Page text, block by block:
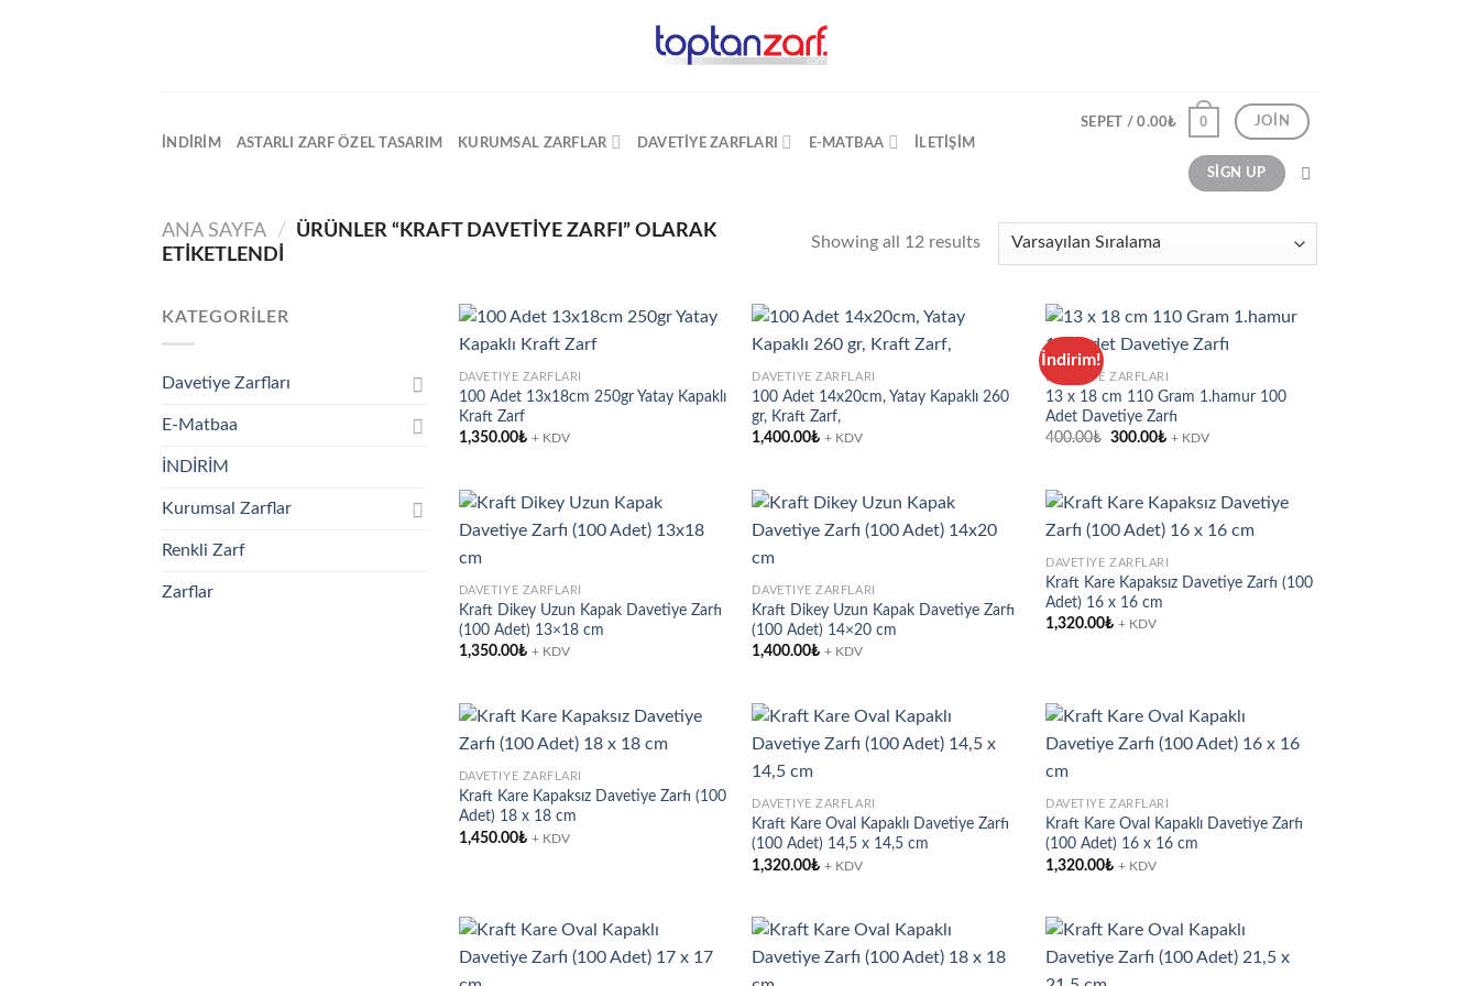
İNDİRİM ASTARLI ZARF ÖZEL TASARIM KURUMSAL ZARFLAR DAVETIYE ZARFLARI E-MATBAA İLETIŞIM
SEPET /0.00₺ 0 JOIN
SIGN UP
ANA SAYFA / ÜRÜNLER “KRAFT DAVETIYE ZARFI” OLARAK
ETIKETLENDI
Showing all 12 results
KATEGORILER
Davetiye Zarfları
E-Matbaa
İNDİRİM
Kurumsal Zarflar
Renkli Zarf
Zarflar
Add to
DAVETIYE ZARFLARI
100 Adet 13x18cm 250gr Yatay Kapaklı
Kraft Zarf
1,350.00₺ + KDV
Add to
DAVETIYE ZARFLARI
100 Adet 14x20cm, Yatay Kapaklı 260
gr, Kraft Zarf,
1,400.00₺ + KDV
İndirim!
Add to
DAVETIYE ZARFLARI
13 x 18 cm 110 Gram 1.hamur 100
Adet Davetiye Zarfı
400.00₺ Orijinal
300.00₺Şu
+ KDV
wishlist
DAVETIYE ZARFLARI
Kraft Dikey Uzun Kapak Davetiye Zarfı
(100 Adet) 13×18 cm
1,350.00₺ + KDV
wishlist
DAVETIYE ZARFLARI
Kraft Dikey Uzun Kapak Davetiye Zarfı
(100 Adet) 14×20 cm
1,400.00₺ + KDV
Add to
DAVETIYE ZARFLARI
Kraft Kare Kapaksız Davetiye Zarfı (100
Adet) 16 x 16 cm
1,320.00₺ + KDV
Add to
DAVETIYE ZARFLARI
Kraft Kare Kapaksız Davetiye Zarfı (100
Adet) 18 x 18 cm
1,450.00₺ + KDV
wishlist
DAVETIYE ZARFLARI
Kraft Kare Oval Kapaklı Davetiye Zarfı
(100 Adet) 14,5 x 14,5 cm
1,320.00₺ + KDV
wishlist
DAVETIYE ZARFLARI
Kraft Kare Oval Kapaklı Davetiye Zarfı
(100 Adet) 16 x 16 cm
1,320.00₺ + KDV